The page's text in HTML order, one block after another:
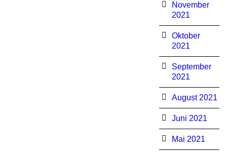
November
2021
Oktober
2021
September
2021
August 2021
Juni 2021
Mai 2021